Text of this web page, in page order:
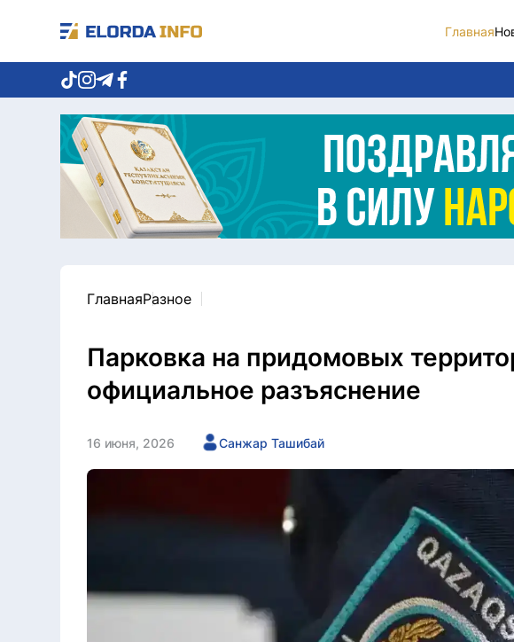
Главная
ГлавнаяРазное
Парковка на придомовых
официальное разъяснение
16 июня, 2026 Санжар Ташибай